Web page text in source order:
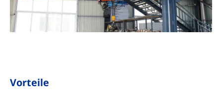
Vorteile